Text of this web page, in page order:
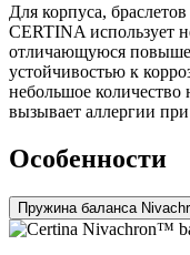
Для корпуса,
CERTINA использует
отличающуюся
устойчивостью к
небольшое количество
вызывает аллергии
Особенности
Пружина баланса